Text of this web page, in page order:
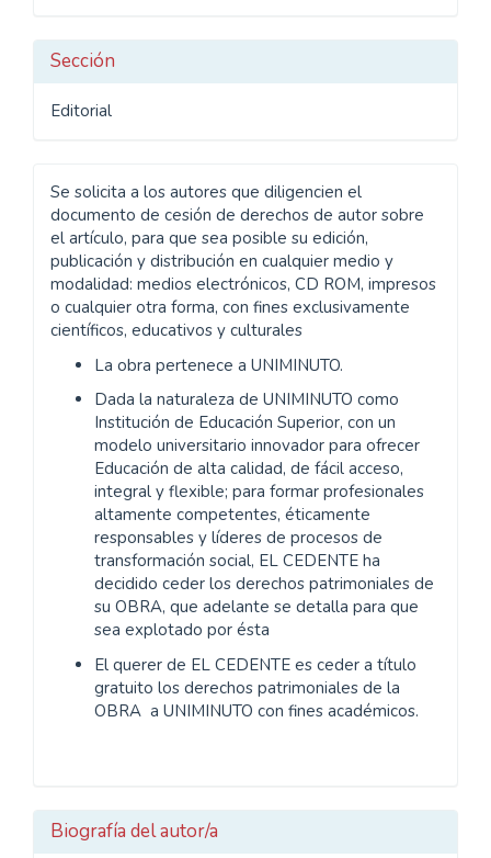
Sección
Editorial
Se solicita a los autores que diligencien el
documento de cesión de derechos de autor sobre
el artículo, para que sea posible su edición,
publicación y distribución en cualquier medio y
modalidad: medios electrónicos, CD ROM, impresos
o cualquier otra forma, con fines exclusivamente
científicos, educativos y culturales
La obra pertenece a UNIMINUTO.
Dada la naturaleza de UNIMINUTO como
Institución de Educación Superior, con un
modelo universitario innovador para ofrecer
Educación de alta calidad, de fácil acceso,
integral y flexible; para formar profesionales
altamente competentes, éticamente
responsables y líderes de procesos de
transformación social, EL CEDENTE ha
decidido ceder los derechos patrimoniales de
su OBRA, que adelante se detalla para que
sea explotado por ésta
El querer de EL CEDENTE es ceder a título
gratuito los derechos patrimoniales de la
OBRA a UNIMINUTO con fines académicos.
Biografía del autor/a